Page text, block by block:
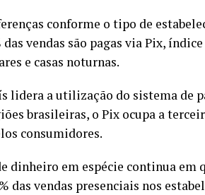
conforme o tipo de
vendas são pagas via Pix,
e casas noturnas.
lidera a utilização do sistema de
brasileiras, o Pix ocupa a
consumidores.
dinheiro em espécie continua em
das vendas presenciais nos